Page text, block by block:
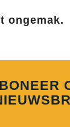
ongemak.